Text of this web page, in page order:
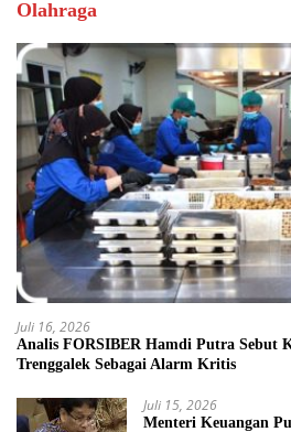
Olahraga
Juli 16, 2026
Analis FORSIBER Hamdi Putra Sebut
Trenggalek Sebagai Alarm Kritis
Juli 15, 2026
Menteri Keuangan